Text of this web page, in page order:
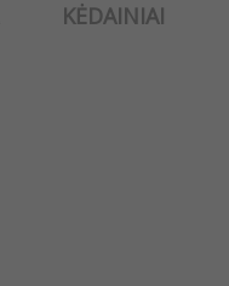
KĖDAINIAI